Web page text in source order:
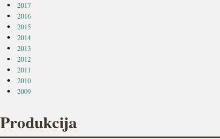
2017
2016
2015
2014
2013
2012
2011
2010
2009
Produkcija